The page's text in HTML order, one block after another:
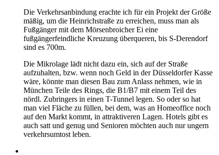
Die Verkehrsanbindung erachte ich für ein Projekt der Größe
mäßig, um die Heinrichstraße zu erreichen, muss man als
Fußgänger mit dem Mörsenbroicher Ei eine
fußgängerfeindliche Kreuzung überqueren, bis S-Derendorf
sind es 700m.
Die Mikrolage lädt nicht dazu ein, sich auf der Straße
aufzuhalten, bzw. wenn noch Geld in der Düsseldorfer Kasse
wäre, könnte man diesen Bau zum Anlass nehmen, wie in
München Teile des Rings, die B1/B7 mit einem Teil des
nördl. Zubringers in einen T-Tunnel legen. So oder so hat
man viel Fläche zu füllen, bei dem, was an Homeoffice noch
auf den Markt kommt, in attraktiveren Lagen. Hotels gibt es
auch satt und genug und Senioren möchten auch nur ungern
verkehrsumtost leben.